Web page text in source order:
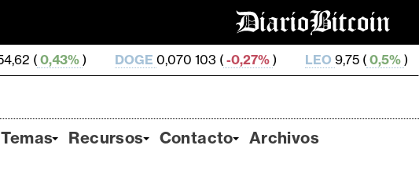
DOGE0,070 103 (-0,27%) LEO9,75 (0,5% ZEC 509,47 (
Temas Recursos Contacto Archivos